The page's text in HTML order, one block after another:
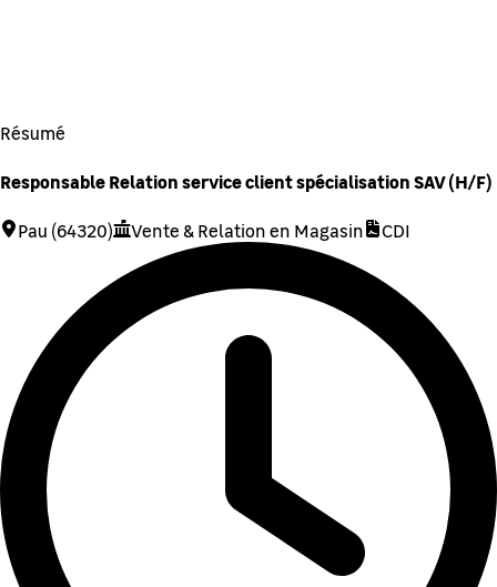
Résumé
Responsable Relation service client spécialisation SAV (H/F)
Pau (64320) Vente & Relation en Magasin CDI